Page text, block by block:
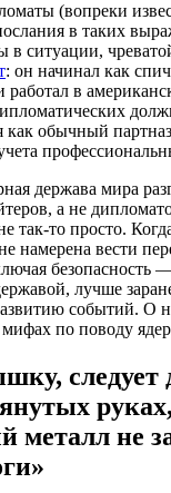
(вопреки
в таких
в ситуации,
: он начинал как
в
как обычный
держава мира
а не
так-то просто.
намерена вести
безопасность
лучше
событий. О
по поводу
следует
металл не